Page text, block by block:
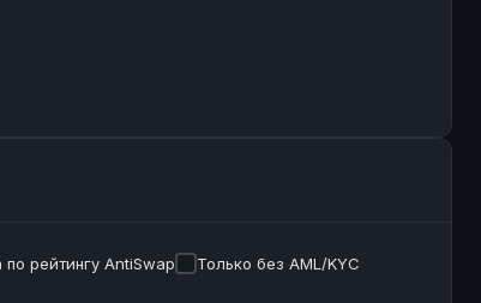
рейтингу AntiSwap Только без AML/KYC